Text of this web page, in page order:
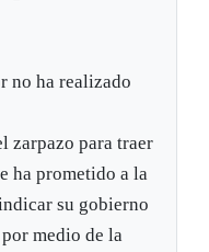
ha realizado
zarpazo para traer
ha prometido a la
su gobierno
medio de la